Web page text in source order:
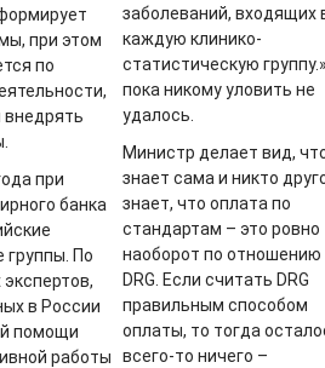
при этом
по
внедрять
при
банка
группы. По
в России
помощи
работы
заболеваний, входящих
каждую клинико-
статистическую
пока никому уловить не
удалось.
Министр делает вид,
знает сама и никто
знает, что оплата по
стандартам – это ровно
наоборот по отношению
DRG. Если считать DRG
правильным способом
оплаты, то тогда
всего-то ничего –